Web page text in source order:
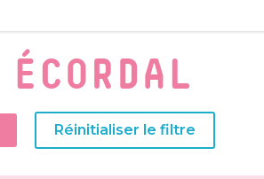
Réinitialiser le filtre